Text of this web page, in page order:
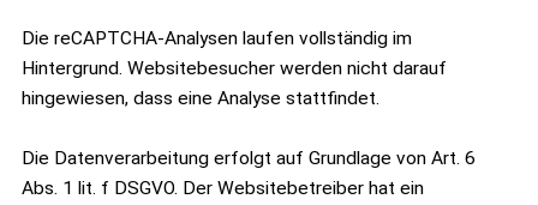
Die reCAPTCHA-Analysen laufen vollständig im
Hintergrund. Websitebesucher werden nicht darauf
hingewiesen, dass eine Analyse stattfindet.
Die Datenverarbeitung erfolgt auf Grundlage von Art. 6
Abs. 1 lit. f DSGVO. Der Websitebetreiber hat ein